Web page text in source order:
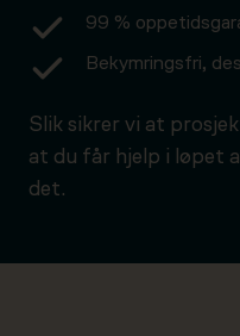
99 %
Bekymringsfri,
Slik sikrer vi at
at du får hjelp i løpet
det.